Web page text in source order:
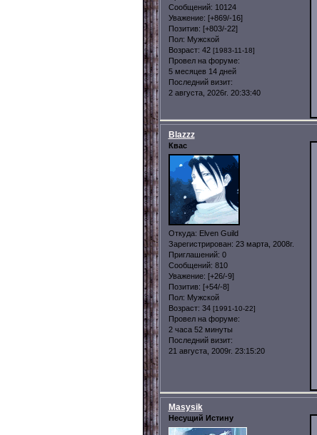
Сообщений: 10124
Уважение: [+869/-16]
Позитив: [+803/-22]
Пол: Мужской
Возраст: 42 [1983-11-18]
Провел на форуме:
5 месяцев 14 дней
Последний визит:
2 августа, 2026г. 20:33:40
Blazzz
Квас
Откуда: Elven Guild
Зарегистрирован: 23 марта, 2008г.
Приглашений: 0
Сообщений: 810
Уважение: [+26/-9]
Позитив: [+54/-8]
Пол: Мужской
Возраст: 34 [1991-10-22]
Провел на форуме:
2 часа 52 минуты
Последний визит:
21 августа, 2009г. 23:15:20
Masysik
Несущий Истину